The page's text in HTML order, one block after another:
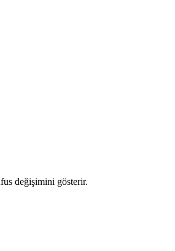
değişimini gösterir.